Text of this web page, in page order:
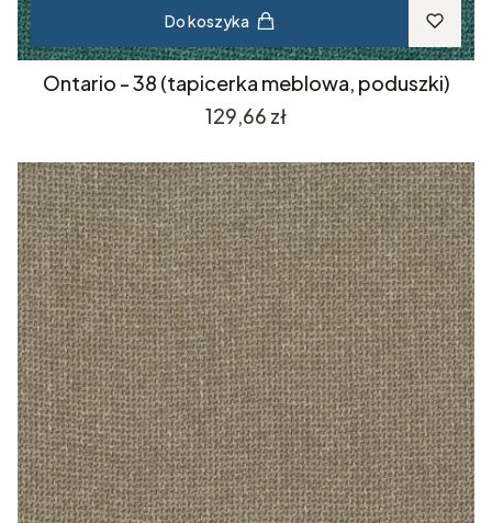
Do koszyka
Ontario - 38 (tapicerka meblowa, poduszki)
Cena
129,66 zł